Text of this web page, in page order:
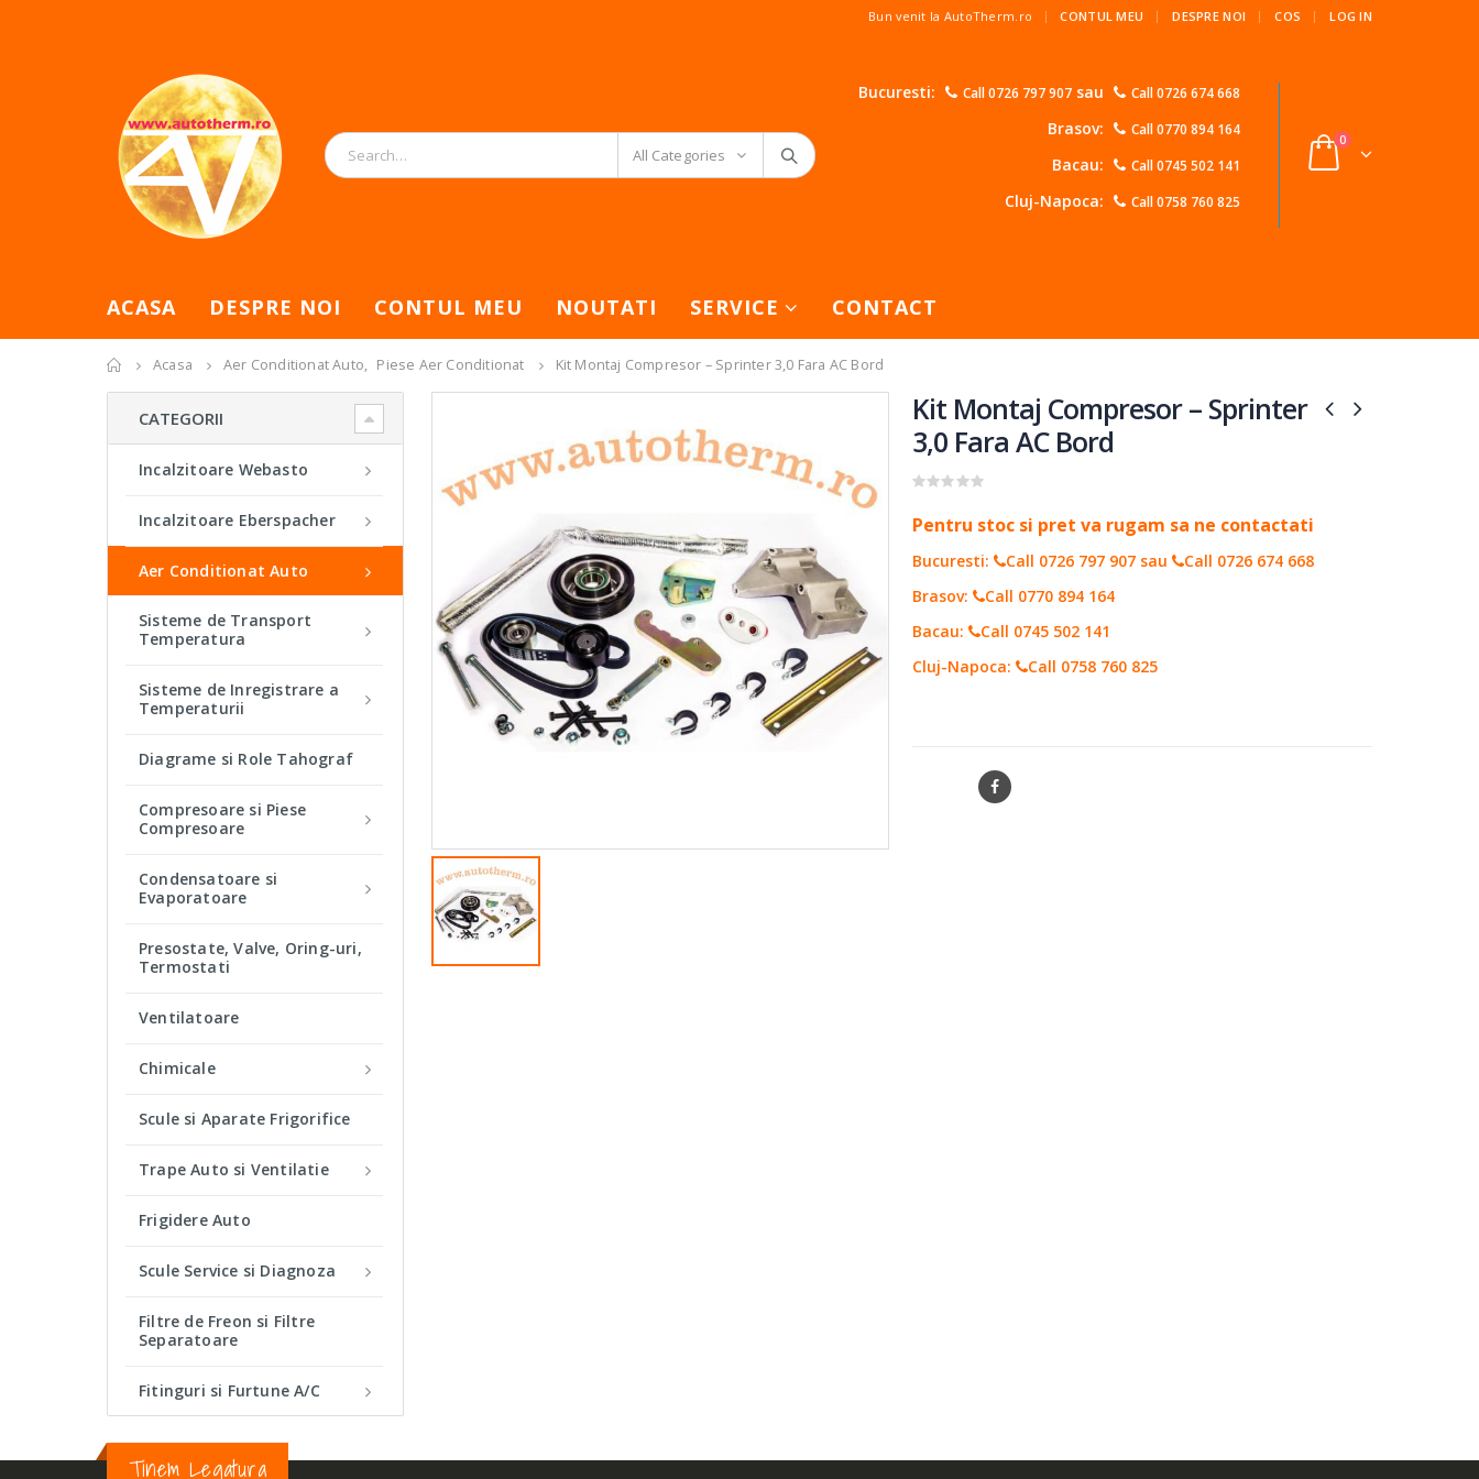
Bun venit la AutoTherm.ro | CONTUL MEU DESPRE NOI COS LOG IN
All Categories
Bucuresti: Call 0726 797 907sau Call 0726 674 668
Brasov: Call 0770 894 164
Bacau: Call 0745 502 141
Cluj-Napoca: Call 0758 760 825
0
ACASA DESPRE NOI CONTUL MEU NOUTATI SERVICE CONTACT
Acasa Aer Conditionat Auto, Piese Aer Conditionat Kit Montaj Compresor – Sprinter 3,0 Fara AC Bord
Kit Montaj Compresor – Sprinter
3,0 Fara AC Bord
Pentru stoc si pret va rugam sa ne contactati
Bucuresti: Call 0726 797 907sau
Call 0726 674 668
Brasov:
Call 0770 894 164
Bacau:
Call 0745 502 141
Cluj-Napoca:
Call 0758 760 825
CATEGORII
Incalzitoare Webasto
Incalzitoare Eberspacher
Aer Conditionat Auto
Sisteme de Transport
Temperatura
Sisteme de Inregistrare a
Temperaturii
Diagrame si Role Tahograf
Compresoare si Piese
Compresoare
Condensatoare si
Evaporatoare
Presostate, Valve, Oring-uri,
Termostati
Ventilatoare
Chimicale
Scule si Aparate Frigorifice
Trape Auto si Ventilatie
Frigidere Auto
Scule Service si Diagnoza
Filtre de Freon si Filtre
Separatoare
Fitinguri si Furtune A/C
Tinem Legatura